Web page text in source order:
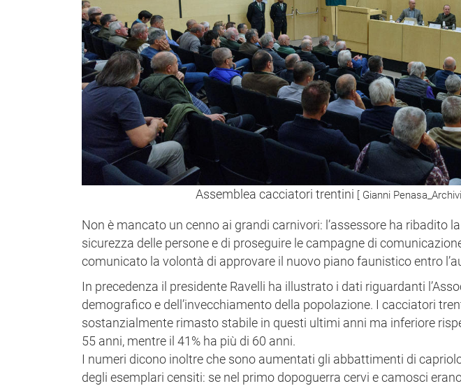
Assemblea cacciatori trentini [ Gianni
Non è mancato un cenno ai grandi carnivori: l’assessore ha ribadito
sicurezza delle persone e di proseguire le campagne di
comunicato la volontà di approvare il nuovo piano faunistico entro
In precedenza il presidente Ravelli ha illustrato i dati riguardanti
demografico e dell’invecchiamento della popolazione. I cacciatori
sostanzialmente rimasto stabile in questi ultimi anni ma inferiore
55 anni, mentre il 41% ha più di 60 anni.
I numeri dicono inoltre che sono aumentati gli abbattimenti di
degli esemplari censiti: se nel primo dopoguerra cervi e camosci